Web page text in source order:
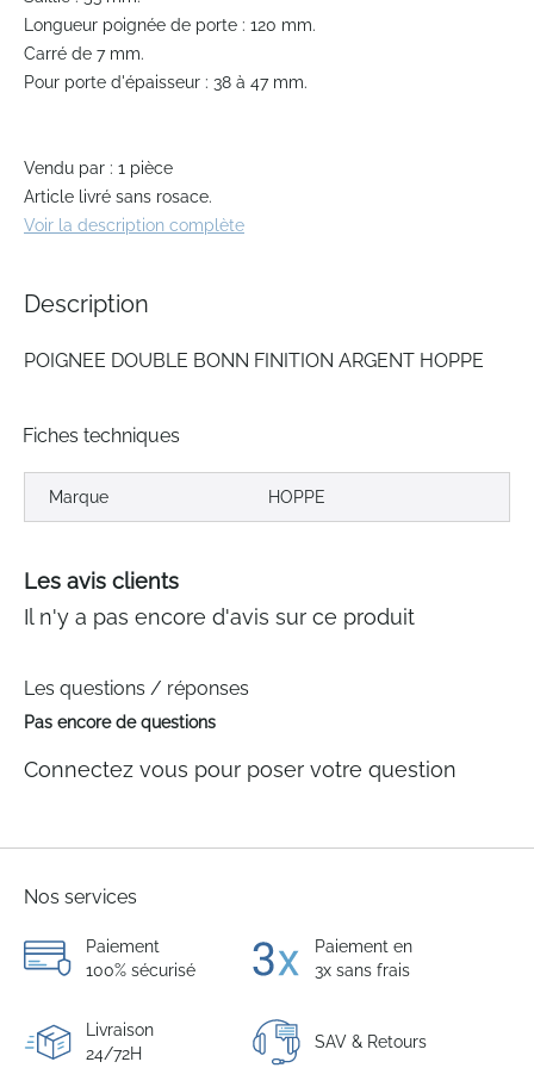
the
beginning
of
the
Longueur poignée de porte : 120 mm.
Carré de 7 mm.
Pour porte d'épaisseur : 38 à 47 mm.
Vendu par : 1 pièce
Article livré sans rosace.
Voir la description complète
Description
POIGNEE DOUBLE BONN FINITION ARGENT HOPPE
Fiches techniques
Marque HOPPE
Les avis clients
Il n'y a pas encore d'avis sur ce produit
Les questions / réponses
Pas encore de questions
Connectez vous pour poser votre question
Nos services
Paiement
100% sécurisé
Paiement en
3x sans frais
Livraison
24/72H
SAV & Retours